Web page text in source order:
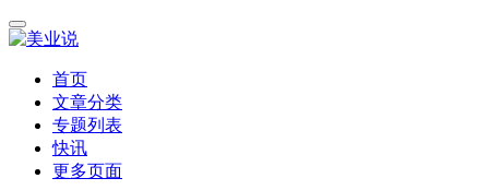
首页
文章分类
专题列表
快讯
更多页面